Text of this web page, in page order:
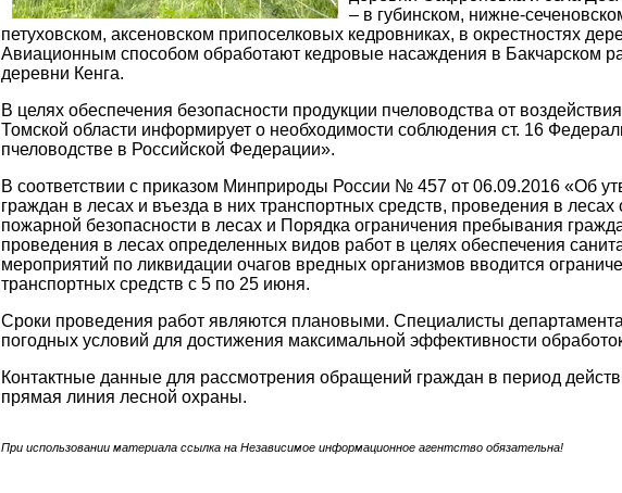
– в губинском, нижне-
петуховском, аксеновском припоселковых кедровниках, в окрестностях
Авиационным способом обработают кедровые насаждения в Бакчарском
деревни Кенга.
В целях обеспечения безопасности продукции пчеловодства от
Томской области информирует о необходимости соблюдения ст. 16
пчеловодстве в Российской Федерации».
В соответствии с приказом Минприроды России № 457 от 06.09.2016 «Об
граждан в лесах и въезда в них транспортных средств, проведения в
пожарной безопасности в лесах и Порядка ограничения пребывания
проведения в лесах определенных видов работ в целях обеспечения
мероприятий по ликвидации очагов вредных организмов вводится
транспортных средств с 5 по 25 июня.
Сроки проведения работ являются плановыми. Специалисты департамента
погодных условий для достижения максимальной эффективности
Контактные данные для рассмотрения обращений граждан в период
прямая линия лесной охраны.
При использовании материала ссылка на Независимое информационное агентство обязательна!